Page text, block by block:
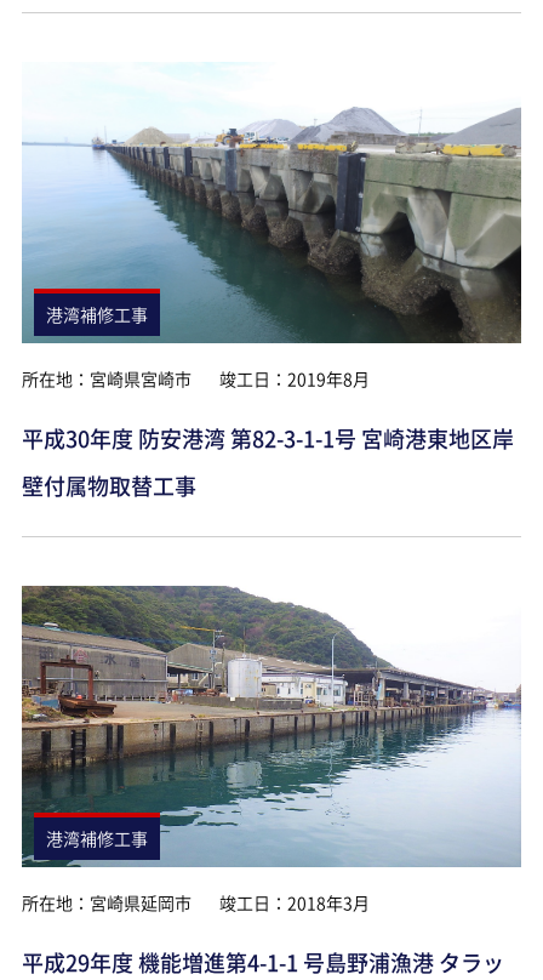
港湾補修工事
所在地：宮崎県宮崎市 竣工日：2019年8月
平成30年度 防安港湾 第82-3-1-1号 宮崎港東地区岸
壁付属物取替工事
港湾補修工事
所在地：宮崎県延岡市 竣工日：2018年3月
平成29年度 機能増進第4-1-1 号島野浦漁港 タラッ